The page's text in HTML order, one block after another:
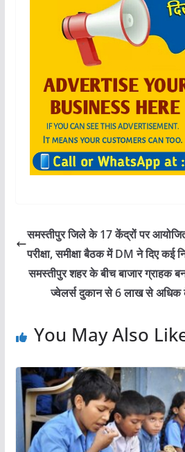
समस्तीपुर जिले के 17 केंद्रों पर
परीक्षा, समीक्षा बैठक में DM ने दिए कई
समस्तीपुर शहर के बीच बाजार ग्राहक
ज्वेलर्स दुकान से 6 लाख से
You May Also